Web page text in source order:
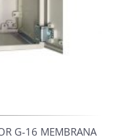
G-16 MEMBRANA